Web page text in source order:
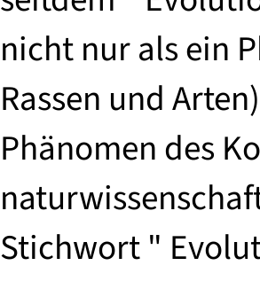
nicht nur als ein
Rassen und
Phänomen des
Stichwort "